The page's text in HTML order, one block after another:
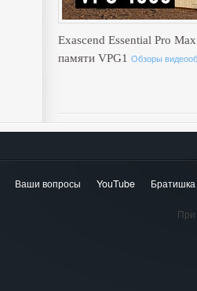
Exascend Essential Pro
памяти VPG1 Обзоры
Ваши вопросы YouTube
При